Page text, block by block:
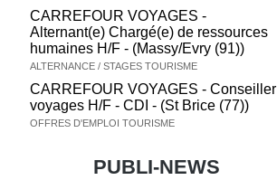
CARREFOUR VOYAGES -
Alternant(e) Chargé(e) de ressources
humaines H/F - (Massy/Evry (91))
ALTERNANCE / STAGES TOURISME
CARREFOUR VOYAGES - Conseiller
voyages H/F - CDI - (St Brice (77))
OFFRES D'EMPLOI TOURISME
PUBLI-NEWS